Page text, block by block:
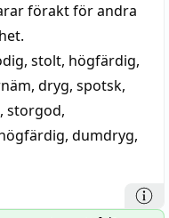
förakt för andra
, stolt, högfärdig,
, dryg, spotsk,
, storgod,
, dumdryg,